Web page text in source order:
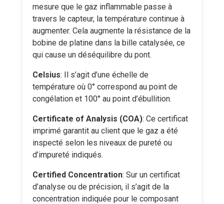
mesure que le gaz inflammable passe à
travers le capteur, la température continue à
augmenter. Cela augmente la résistance de la
bobine de platine dans la bille catalysée, ce
qui cause un déséquilibre du pont.
Celsius: Il s’agit d’une échelle de
température où 0° correspond au point de
congélation et 100° au point d’ébullition.
Certificate of Analysis (COA): Ce certificat
imprimé garantit au client que le gaz a été
inspecté selon les niveaux de pureté ou
d’impureté indiqués.
Certified Concentration: Sur un certificat
d’analyse ou de précision, il s’agit de la
concentration indiquée pour le composant